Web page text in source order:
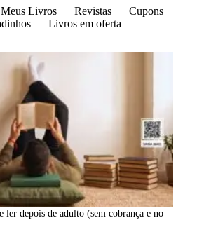
Meus Livros Revistas
Cupons
Livros em oferta
ler depois de adulto (sem cobrança e no